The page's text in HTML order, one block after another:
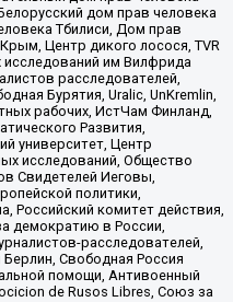
дом прав человека
Тбилиси, Дом прав
Центр дикого лосося, TVR
им Вилфрида
расследователей,
Бурятия, Uralic, UnKremlin,
рабочих, ИстЧам Финланд,
Развития,
университет, Центр
исследований, Общество
Свидетелей Иеговы,
политики,
Российский комитет действия,
демократию в России,
расследователей,
Свободная Россия
помощи, Антивоенный
de Rusos Libres, Союз за